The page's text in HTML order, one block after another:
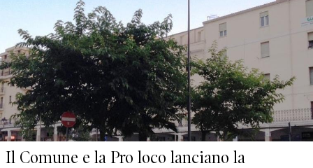
Il Comune e la Pro loco lanciano la